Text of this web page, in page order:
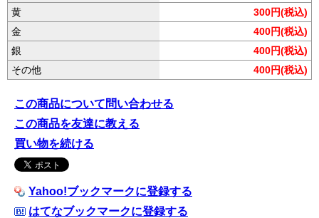
黄
300円(税込)
金
400円(税込)
銀
400円(税込)
その他
400円(税込)
この商品について問い合わせる
この商品を友達に教える
買い物を続ける
Yahoo!ブックマークに登録する
はてなブックマークに登録する